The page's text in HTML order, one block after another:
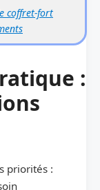
coffret-fort
:
priorités :